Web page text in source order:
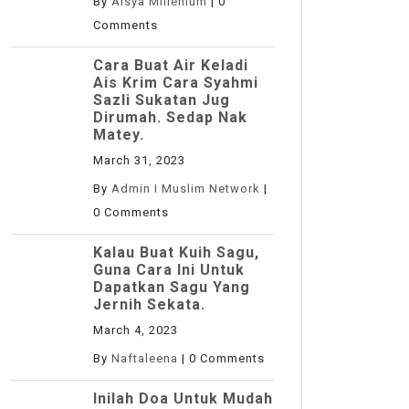
Comments
Cara Buat Air Keladi
Ais Krim Cara Syahmi
Sazli Sukatan Jug
Dirumah. Sedap Nak
Matey.
March 31, 2023
By Admin I Muslim Network |
0 Comments
Kalau Buat Kuih Sagu,
Guna Cara Ini Untuk
Dapatkan Sagu Yang
Jernih Sekata.
March 4, 2023
By Naftaleena | 0 Comments
Inilah Doa Untuk Mudah